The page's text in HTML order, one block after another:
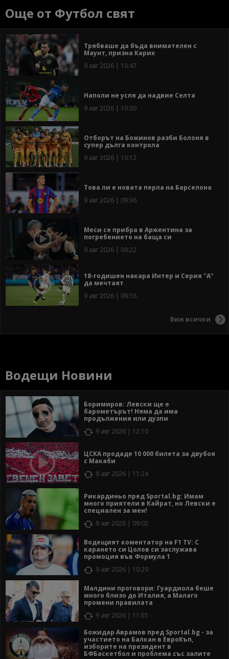
Още от Футбол свят
Трябваше да бъда внимателен с
Маунт, призна Карик
9 авг 2026 | 10:47
Наполи не успя да надвие Селта
9 авг 2026 | 10:30
Отборът на Божинов разби Болоня в
супер дълга контрола
9 авг 2026 | 10:12
Това ли е новата перла на Барселона
9 авг 2026 | 09:36
Меси се прибра в Аржентина за
погребението на баща си
9 авг 2026 | 09:22
18-годишен накара Интер и Серия "А"
да мечтаят
9 авг 2026 | 09:16
Виж всички
Водещи Новини
Боримиров: Левски ще е
барометърът! Няма да има
продължения или дузпи
9 авг 2026 | 12:10
ЦСКА продаде 10 000 билета за двубоя
с Макаби
9 авг 2026 | 11:24
Рикардиньо пред Sportal.bg: Имам
много приятели в Кайрат, но Левски е
специален за мен!
9 авг 2026 | 09:02
Водещият коментатор на F1 TV: С
карането си Цолов си заслужава
промоция във Формула 1
9 авг 2026 | 10:29
Малдини проговори: Гуардиола беше
много близо до Италия, а Малаго
промени правилата
9 авг 2026 | 11:55
Божидар Аврамов пред Sportal.bg - за
участието на Балкан в ЕвроКъп,
изборите на президент в
БФБаскетбол и проблема със залите